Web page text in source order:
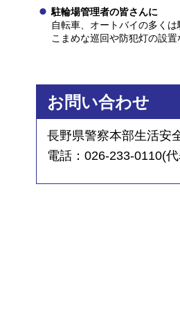
駐輪場管理者の皆さんに
自転車、オートバイの多くは
こまめな巡回や防犯灯の設
お問い合わせ
長野県警察本部生活安
電話：026-233-0110(